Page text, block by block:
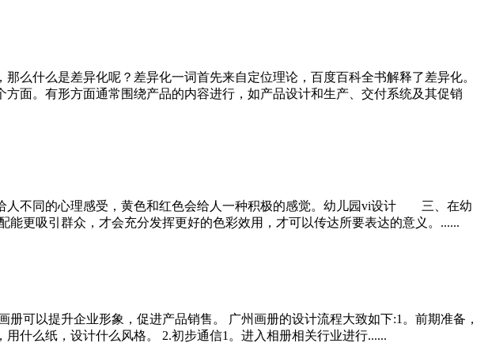
么什么是差异化呢？差异化一词首先来自定位理论，百度百科全书解释了差异化。
面。有形方面通常围绕产品的内容进行，如产品设计和生产、交付系统及其促销
人不同的心理感受，黄色和红色会给人一种积极的感觉。幼儿园vi设计 三、在幼
吸引群众，才会充分发挥更好的色彩效用，才可以传达所要表达的意义。......
可以提升企业形象，促进产品销售。 广州画册的设计流程大致如下:1。前期准备，
什么纸，设计什么风格。 2.初步通信1。进入相册相关行业进行......